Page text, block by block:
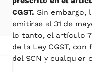
CGST. Sin embargo,
emitirse el 31 de
lo tanto, el artículo
de la Ley CGST,
del SCN y cualquier